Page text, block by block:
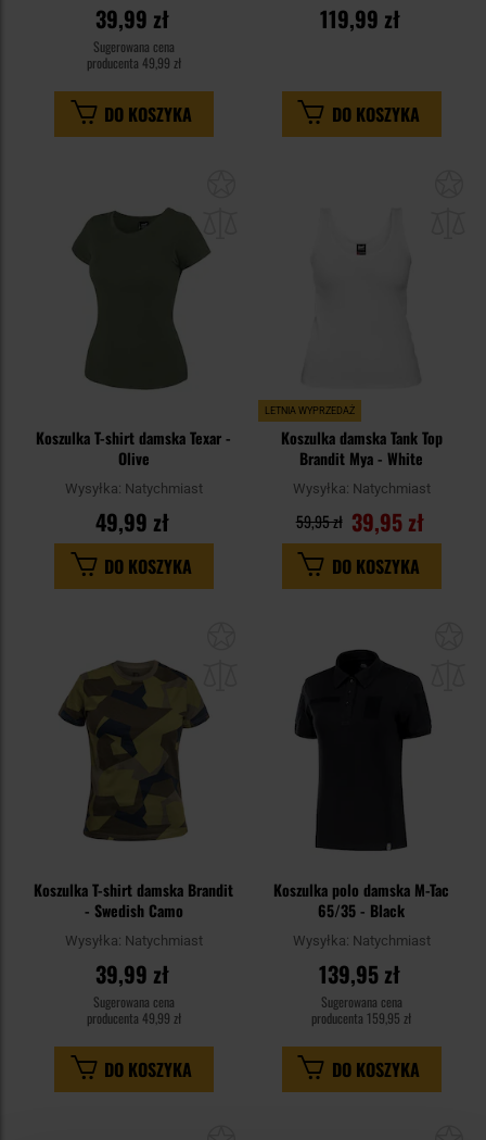
39,99 zł
Sugerowana cena
producenta 49,99 zł
DO KOSZYKA
119,99 zł
DO KOSZYKA
Koszulka T-shirt damska Texar -
Olive
Wysyłka: Natychmiast
49,99 zł
DO KOSZYKA
LETNIA WYPRZEDAŻ
Koszulka damska Tank Top
Brandit Mya - White
Wysyłka: Natychmiast
39,95 zł
59,95 zł
DO KOSZYKA
schowka
Koszulka T-shirt damska Brandit
- Swedish Camo
Wysyłka: Natychmiast
39,99 zł
Sugerowana cena
producenta 49,99 zł
DO KOSZYKA
Koszulka polo damska M-Tac
65/35 - Black
Wysyłka: Natychmiast
139,95 zł
Sugerowana cena
producenta 159,95 zł
DO KOSZYKA